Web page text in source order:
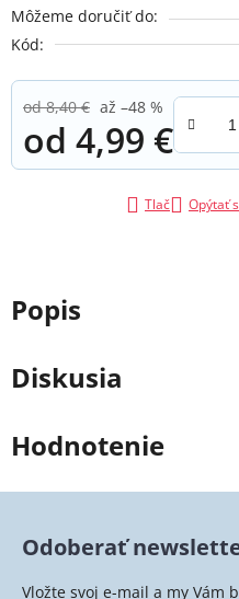
Môžeme doručiť do:
Kód:
od 8,40 € až –48 %
od 4,99 €
Jednotková cena:
Tlač Opýtať
Popis
Diskusia
Hodnotenie
Odoberať
Vložte svoj e-mail a my Vám